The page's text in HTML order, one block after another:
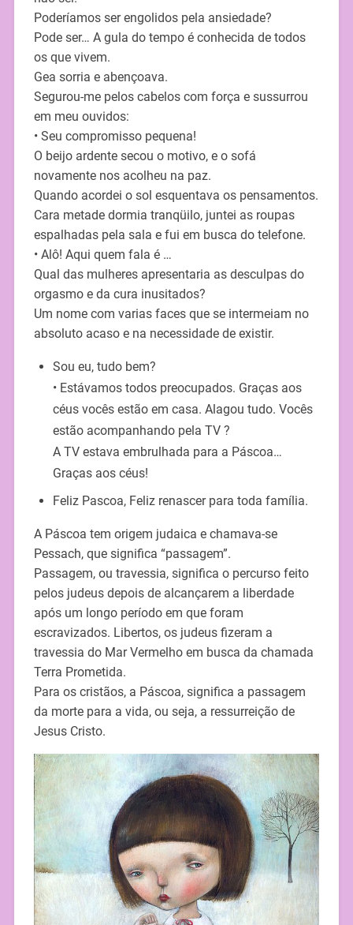
Poderíamos ser engolidos pela ansiedade?
Pode ser… A gula do tempo é conhecida de todos
os que vivem.
Gea sorria e abençoava.
Segurou-me pelos cabelos com força e sussurrou
em meu ouvidos:
• Seu compromisso pequena!
O beijo ardente secou o motivo, e o sofá
novamente nos acolheu na paz.
Quando acordei o sol esquentava os pensamentos.
Cara metade dormia tranqüilo, juntei as roupas
espalhadas pela sala e fui em busca do telefone.
• Alô! Aqui quem fala é …
Qual das mulheres apresentaria as desculpas do
orgasmo e da cura inusitados?
Um nome com varias faces que se intermeiam no
absoluto acaso e na necessidade de existir.
Sou eu, tudo bem?
• Estávamos todos preocupados. Graças aos
céus vocês estão em casa. Alagou tudo. Vocês
estão acompanhando pela TV ?
A TV estava embrulhada para a Páscoa…
Graças aos céus!
Feliz Pascoa, Feliz renascer para toda família.
A Páscoa tem origem judaica e chamava-se
Pessach, que significa “passagem”.
Passagem, ou travessia, significa o percurso feito
pelos judeus depois de alcançarem a liberdade
após um longo período em que foram
escravizados. Libertos, os judeus fizeram a
travessia do Mar Vermelho em busca da chamada
Terra Prometida.
Para os cristãos, a Páscoa, significa a passagem
da morte para a vida, ou seja, a ressurreição de
Jesus Cristo.